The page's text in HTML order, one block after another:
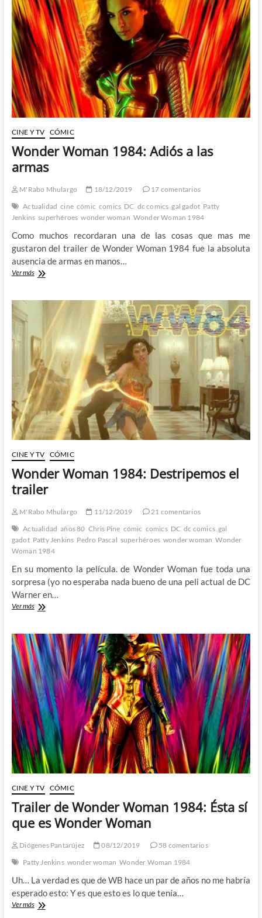
1984
y
primer
vistazo
a
Black
Adam…
¡Y
la
JSA!
CINE Y TV CÓMIC
Wonder Woman 1984: Adiós a las
armas
M'Rabo Mhulargo 18/12/2019
17 comentarios
Actualidad cine cómic comics DC dc comics gal gadot Patty
Jenkins superhéroes wonder woman Wonder Woman 1984
Como muchos recordaran una de las cosas que mas me
gustaron del trailer de Wonder Woman 1984 fue la absoluta
ausencia de armas en manos…
Ver másWonder
armas
CINE Y TV CÓMIC
Wonder Woman 1984: Destripemos el
trailer
M'Rabo Mhulargo 11/12/2019
21 comentarios
Actualidad años 80 Chris Pine cómic comics DC dc comics gal
gadot Patty Jenkins Pedro Pascal superhéroes wonder woman Wonder
Woman 1984
En su momento la película. de Wonder Woman fue toda una
sorpresa (yo no esperaba nada bueno de una peli actual de DC
Warner en…
Ver másWonder
Destripemos
el
trailer
CINE Y TV CÓMIC
Trailer de Wonder Woman 1984: Ésta sí
que es Wonder Woman
Diógenes Pantarújez 08/12/2019
58 comentarios
Patty Jenkins wonder woman Wonder Woman 1984
Uh… La verdad es que de WB hace un par de años no me habría
esperado esto: Y es que esto es lo que tenía…
Ver másTrailer